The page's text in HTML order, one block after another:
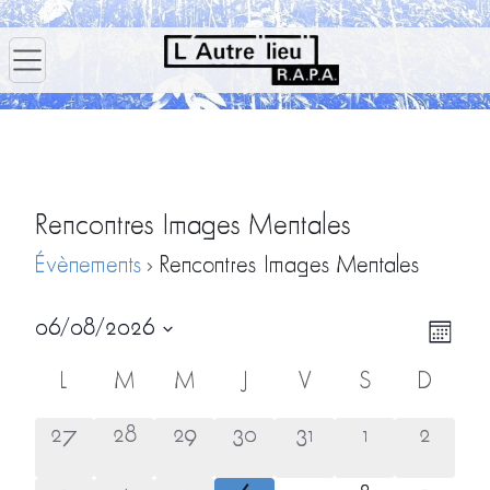
Rencontres Images Mentales
Évènements Rencontres Images Mentales
Mois
06/08/2026
date.
Calendrier
Évènements
L M M V S D
0
27
0
28
0
29
0
30
0
31
01
0
2